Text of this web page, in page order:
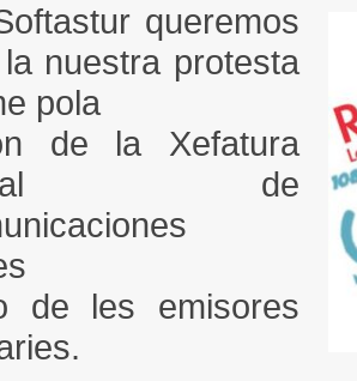
queremos
nuestra protesta
pola
de la Xefatura
de
de les emisores